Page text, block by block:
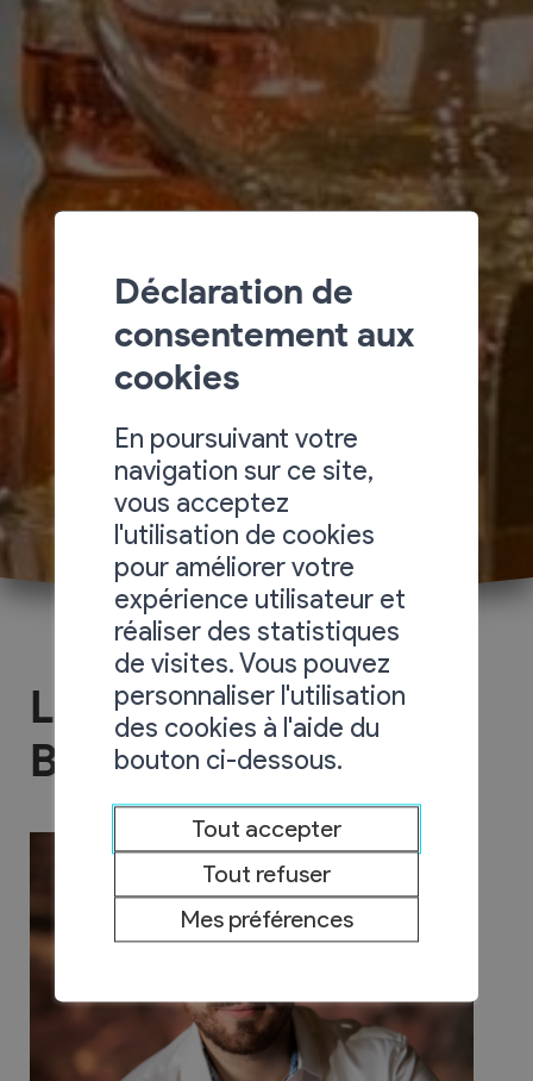
La Potagère - Bar
Brasserie
Déclaration de
consentement aux
cookies
En poursuivant votre
navigation sur ce site,
vous acceptez
l'utilisation de cookies
pour améliorer votre
expérience utilisateur et
réaliser des statistiques
de visites. Vous pouvez
personnaliser l'utilisation
des cookies à l'aide du
bouton ci-dessous.
Tout accepter
Tout refuser
Mes préférences